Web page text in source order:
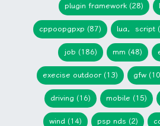
plugin framework (28)
cppoopgpxp (87) lua，script
job (186) mm (48)
execise outdoor (13) gfw
driving (16) mobile (15)
wind (14) psp nds (2)